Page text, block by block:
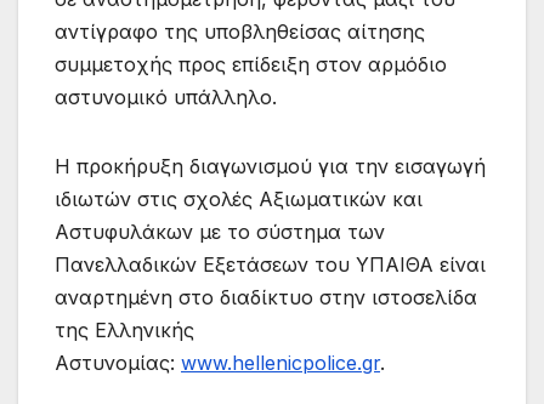
αντίγραφο της υποβληθείσας αίτησης
συμμετοχής προς επίδειξη στον αρμόδιο
αστυνομικό υπάλληλο.
Η προκήρυξη διαγωνισμού για την εισαγωγή
ιδιωτών στις σχολές Αξιωματικών και
Αστυφυλάκων με το σύστημα των
Πανελλαδικών Εξετάσεων του ΥΠΑΙΘΑ είναι
αναρτημένη στο διαδίκτυο στην ιστοσελίδα
της Ελληνικής
Αστυνομίας: www.hellenicpolice.gr.